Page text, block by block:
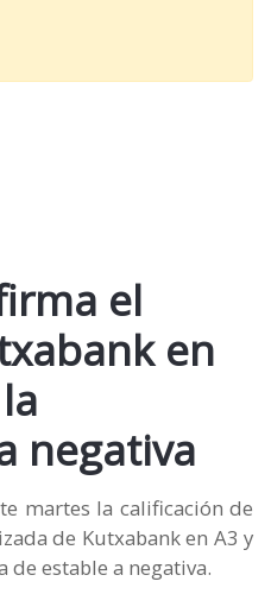
el
en
negativa
martes la calificación de
de Kutxabank en A3 y
de estable a negativa.